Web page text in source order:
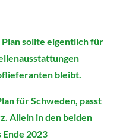
Plan sollte eigentlich für
bleibt.
für Schweden, passt
Allein in den beiden
Ende 2023